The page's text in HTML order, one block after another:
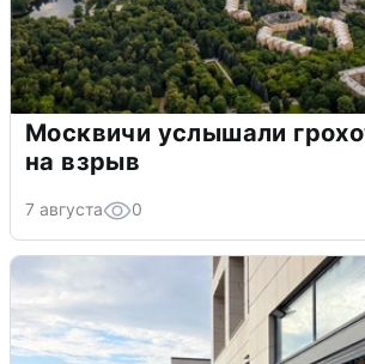
Москвичи услышали
на взрыв
7 августа 0